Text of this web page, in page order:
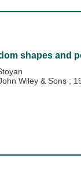
shapes and
Wiley & Sons ;